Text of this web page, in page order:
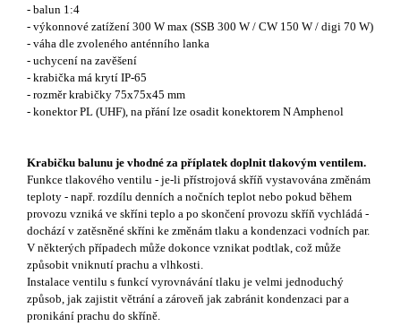
- balun 1:4
- výkonnové zatížení 300 W max (SSB 300 W / CW 150 W / digi 70 W)
- váha dle zvoleného anténního lanka
- uchycení na zavěšení
- krabička má krytí IP-65
- rozměr krabičky 75x75x45 mm
- konektor PL (UHF), na přání lze osadit konektorem N Amphenol
Krabičku balunu je vhodné za příplatek doplnit tlakovým ventilem.
Funkce tlakového ventilu - je-li přístrojová skříň vystavována změnám
teploty - např. rozdílu denních a nočních teplot nebo pokud během
provozu vzniká ve skříni teplo a po skončení provozu skříň vychládá -
dochází v zatěsněné skříni ke změnám tlaku a kondenzaci vodních par.
V některých případech může dokonce vznikat podtlak, což může
způsobit vniknutí prachu a vlhkosti.
Instalace ventilu s funkcí vyrovnávání tlaku je velmi jednoduchý
způsob, jak zajistit větrání a zároveň jak zabránit kondenzaci par a
pronikání prachu do skříně.